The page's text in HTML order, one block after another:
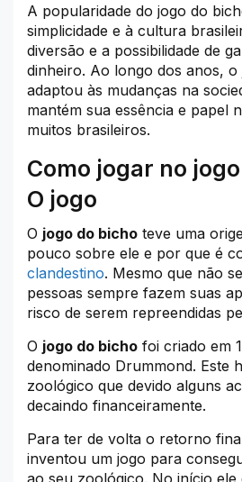
A popularidade do jogo do
simplicidade e à cultura
diversão e a possibilidade de
dinheiro. Ao longo dos anos, o
adaptou às mudanças na
mantém sua essência e papel
muitos brasileiros.
Como jogar no
O jogo
O jogo do bicho teve uma
pouco sobre ele e por que é
clandestino. Mesmo que não
pessoas sempre fazem suas
risco de serem repreendidas
O jogo do bicho foi criado em
denominado Drummond. Este
zoológico que devido alguns
decaindo financeiramente.
Para ter de volta o retorno
inventou um jogo para
ao seu zoológico. No início ele